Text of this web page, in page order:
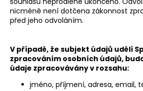
nicméně není dotčena zákonnost
před jeho odvoláním.
V případě, že subjekt údajů udělí
zpracováním osobních údajů,
údaje zpracovávány v rozsahu:
jméno, příjmení, adresa, email,